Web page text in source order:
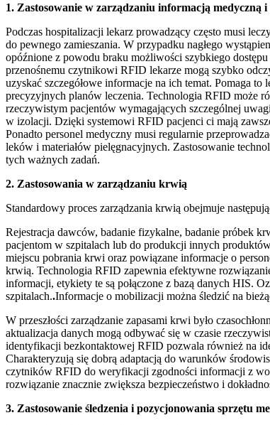
1. Zastosowanie w zarządzaniu informacją medyczną i
Podczas hospitalizacji lekarz prowadzący często musi
do pewnego zamieszania. W przypadku nagłego
opóźnione z powodu braku możliwości szybkiego
przenośnemu czytnikowi RFID lekarze mogą szybko
uzyskać szczegółowe informacje na ich temat. Pomaga
precyzyjnych planów leczenia. Technologia RFID może
rzeczywistym pacjentów wymagających szczególnej
w izolacji. Dzięki systemowi RFID pacjenci ci mają
Ponadto personel medyczny musi regularnie
leków i materiałów pielęgnacyjnych. Zastosowanie
tych ważnych zadań.
2. Zastosowania w zarządzaniu krwią
Standardowy proces zarządzania krwią obejmuje
Rejestracja dawców, badanie fizykalne, badanie próbek
pacjentom w szpitalach lub do produkcji innych
miejscu pobrania krwi oraz powiązane informacje o
krwią. Technologia RFID zapewnia efektywne
informacji, etykiety te są połączone z bazą danych HIS.
szpitalach..Informacje o mobilizacji można śledzić na
W przeszłości zarządzanie zapasami krwi było
aktualizacja danych mogą odbywać się w czasie
identyfikacji bezkontaktowej RFID pozwala również na
Charakteryzują się dobrą adaptacją do warunków
czytników RFID do weryfikacji zgodności informacji z
rozwiązanie znacznie zwiększa bezpieczeństwo i
3. Zastosowanie śledzenia i pozycjonowania sprzętu